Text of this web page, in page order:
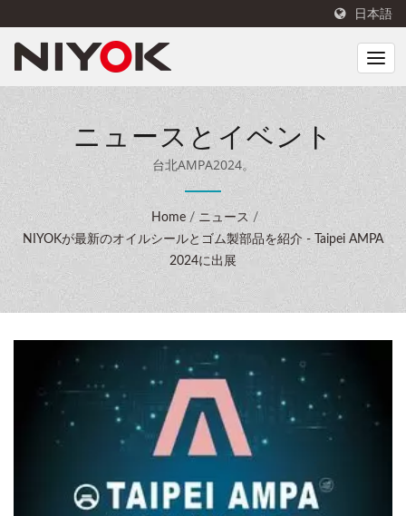
日本語
ニュースとイベント
台北AMPA2024。
Home / ニュース /
NIYOKが最新のオイルシールとゴム製部品を紹介 - Taipei AMPA
2024に出展